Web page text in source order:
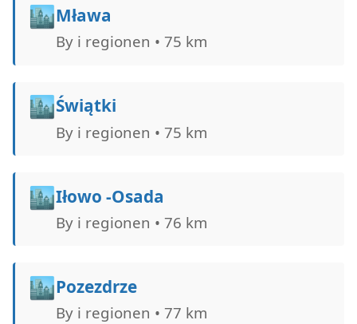
🏙️Mława
By i regionen • 75 km
🏙️Świątki
By i regionen • 75 km
🏙️Iłowo -Osada
By i regionen • 76 km
🏙️Pozezdrze
By i regionen • 77 km